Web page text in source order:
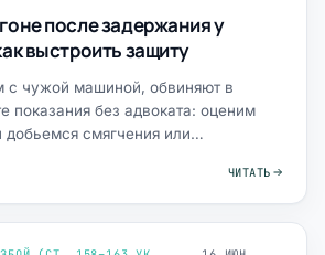
после задержания у
выстроить защиту
с чужой машиной, обвиняют в
показания без адвоката: оценим
добьемся смягчения или
ЧИТАТЬ